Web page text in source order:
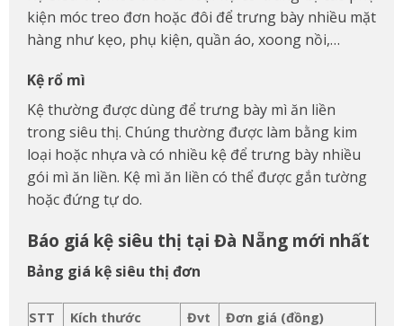
kiện móc treo đơn hoặc đôi để trưng bày nhiều mặt
hàng như kẹo, phụ kiện, quần áo, xoong nồi,…
Kệ rổ mì
Kệ thường được dùng để trưng bày mì ăn liền
trong siêu thị. Chúng thường được làm bằng kim
loại hoặc nhựa và có nhiều kệ để trưng bày nhiều
gói mì ăn liền. Kệ mì ăn liền có thể được gắn tường
hoặc đứng tự do.
Báo giá kệ siêu thị tại Đà Nẵng mới nhất
Bảng giá kệ siêu thị đơn
STT Kích thước Đvt Đơn giá (đồng)